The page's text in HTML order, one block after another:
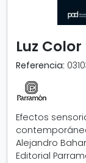
Luz
Referencia:
Efectos
Alejandro
Editorial